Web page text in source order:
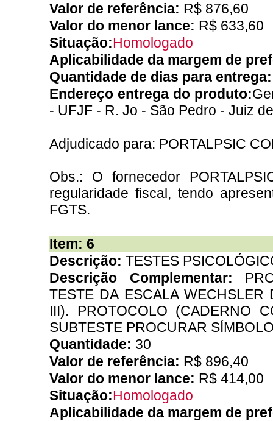
Valor de referência: R$ 876,60
Valor do menor lance: R$ 633,60
Situação:Homologado
Aplicabilidade da margem de
Quantidade de dias para
Endereço entrega do produto:
- UFJF - R. Jo - São Pedro - Juiz
Adjudicado para: PORTALPSIC
Obs.: O fornecedor
regularidade fiscal, tendo
FGTS.
Item: 6
Descrição: TESTES
Descrição Complementar:
TESTE DA ESCALA WECHSLER
III). PROTOCOLO (CADERNO
SUBTESTE PROCURAR
Quantidade: 30
Valor de referência: R$ 896,40
Valor do menor lance: R$ 414,00
Situação:Homologado
Aplicabilidade da margem de